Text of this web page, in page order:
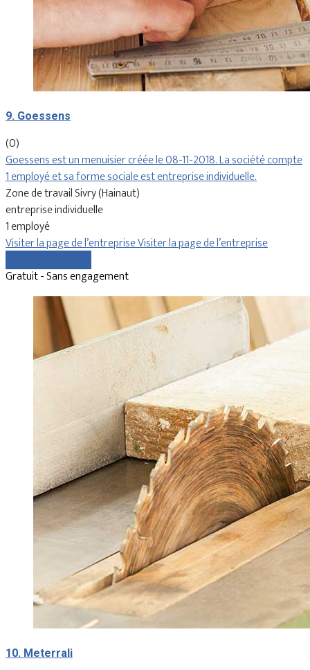
9. Goessens
(0)
Goessens est un menuisier créée le 08-11-2018. La société compte
1 employé et sa forme sociale est entreprise individuelle.
Zone de travail Sivry (Hainaut)
entreprise individuelle
1 employé
Visiter la page de l’entrepriseVisiter la page de l’entreprise
Gratuit - Sans engagement
10. Meterrali